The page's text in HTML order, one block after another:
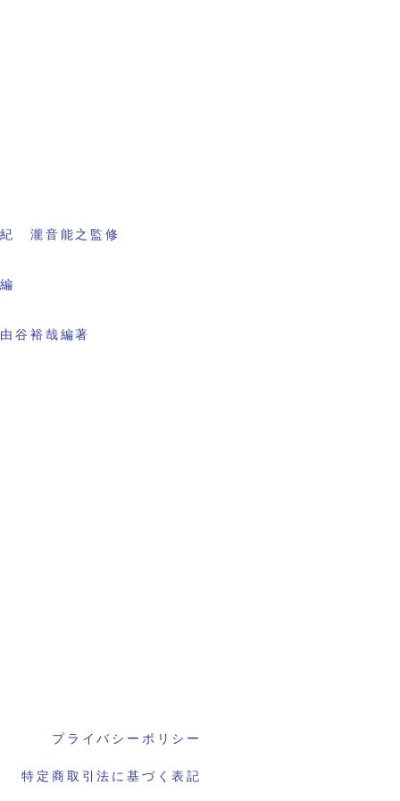
紀 瀧音能之監修
谷裕哉編著
プライバシーポリシー
特定商取引法に基づく表記